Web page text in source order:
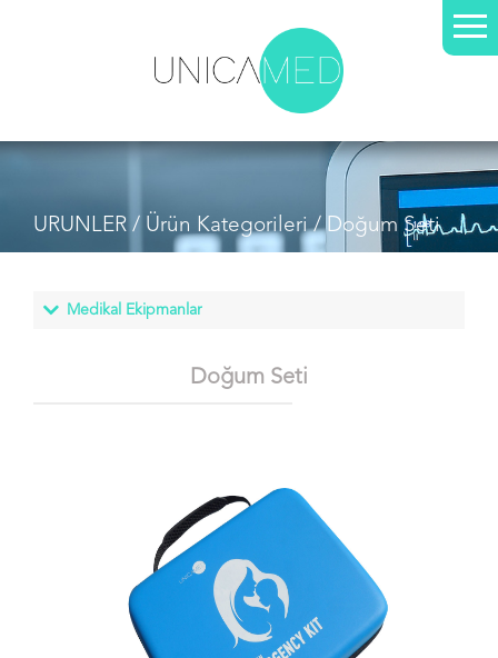
URUNLER / Ürün Kategorileri/ Doğum Seti
Doğum Seti